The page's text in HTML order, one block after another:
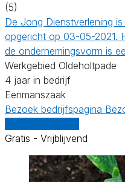
(5)
De Jong Dienstverlening
opgericht op 03-05-2021.
de ondernemingsvorm is
Werkgebied Oldeholtpade
4 jaar in bedrijf
Eenmanszaak
Bezoek bedrijfspagina
Gratis - Vrijblijvend